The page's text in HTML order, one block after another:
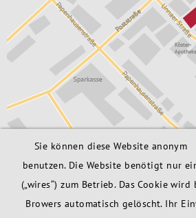
Rechtsanwältin
Unnaer Str. 6
58706 Menden
Sie können diese Website anonym
benutzen. Die Website benötigt nur
(„wires“) zum Betrieb. Das Cookie
Browers automatisch gelöscht. Ihr